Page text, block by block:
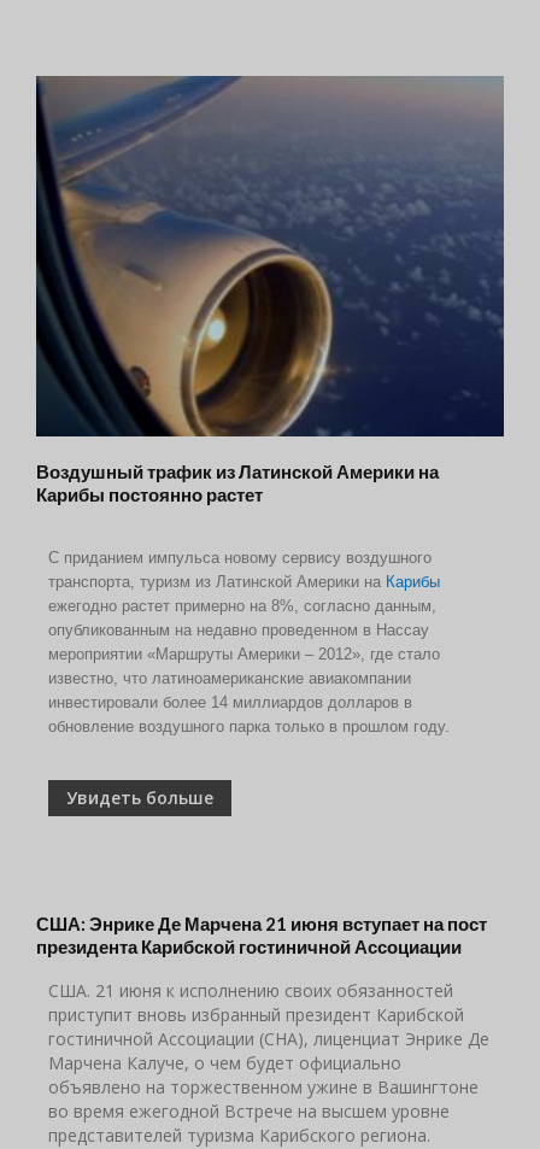
Воздушный трафик из Латинской Америки на
Карибы постоянно растет
С приданием импульса новому сервису воздушного
транспорта, туризм из Латинской Америки на Карибы
ежегодно растет примерно на 8%, согласно данным,
опубликованным на недавно проведенном в Нассау
мероприятии «Маршруты Америки – 2012», где стало
известно, что латиноамериканские авиакомпании
инвестировали более 14 миллиардов долларов в
обновление воздушного парка только в прошлом году.
Увидеть больше
США: Энрике Де Марчена 21 июня вступает на пост
президента Карибской гостиничной Ассоциации
США. 21 июня к исполнению своих обязанностей
приступит вновь избранный президент Карибской
гостиничной Ассоциации (CHA), лиценциат Энрике Де
Марчена Калуче, о чем будет официально
объявлено на торжественном ужине в Вашингтоне
во время ежегодной Встрече на высшем уровне
представителей туризма Карибского региона.